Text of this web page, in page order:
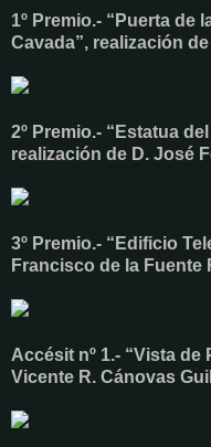
1º Premio.- “Puerta de
Cavada”, realización
2º Premio.- “Estatua
realización de D. José
3º Premio.- “Edificio
Francisco de la Fuente
Accésit nº 1.- “Vista
Vicente R. Cánovas